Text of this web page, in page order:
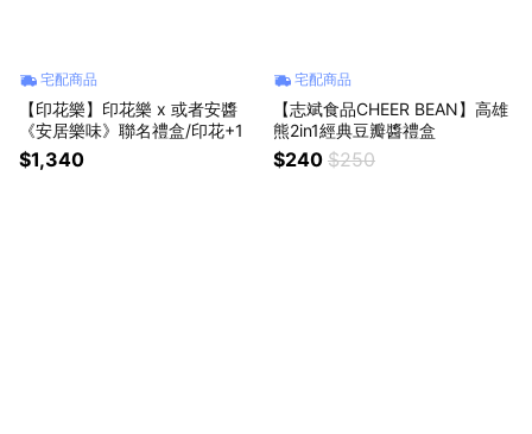
宅配商品
【印花樂】印花樂 x 或者安醬
《安居樂味》聯名禮盒/印花+1
$1,340
宅配商品
【志斌食品CHEER BEAN】高雄
熊2in1經典豆瓣醬禮盒
$240 $250